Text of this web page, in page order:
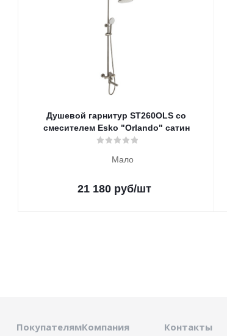
Душевой гарнитур ST260OLS со
смесителем Esko "Orlando" сатин
Мало
21 180руб/шт
ПокупателямКомпания
Контакты